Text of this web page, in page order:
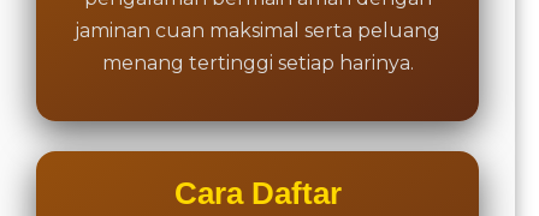
jaminan cuan maksimal serta peluang
menang tertinggi setiap harinya.
Cara Daftar